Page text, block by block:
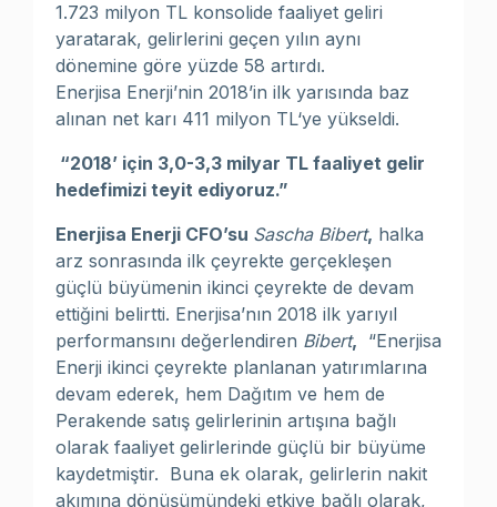
1.723 milyon TL konsolide faaliyet geliri
yaratarak, gelirlerini geçen yılın aynı
dönemine göre yüzde 58 artırdı.
Enerjisa Enerji’nin 2018’in ilk yarısında baz
alınan net karı 411 milyon TL‘ye yükseldi.
“2018’ için 3,0-3,3 milyar TL faaliyet gelir
hedefimizi teyit ediyoruz.”
Enerjisa Enerji CFO’su Sascha Bibert, halka
arz sonrasında ilk çeyrekte gerçekleşen
güçlü büyümenin ikinci çeyrekte de devam
ettiğini belirtti. Enerjisa’nın 2018 ilk yarıyıl
performansını değerlendiren Bibert, “Enerjisa
Enerji ikinci çeyrekte planlanan yatırımlarına
devam ederek, hem Dağıtım ve hem de
Perakende satış gelirlerinin artışına bağlı
olarak faaliyet gelirlerinde güçlü bir büyüme
kaydetmiştir. Buna ek olarak, gelirlerin nakit
akımına dönüşümündeki etkiye bağlı olarak,